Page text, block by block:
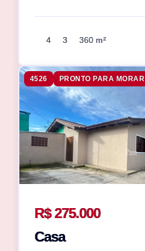
4 3 360 m²
4526 PRONTO PARA MORAR
R$ 275.000
Casa